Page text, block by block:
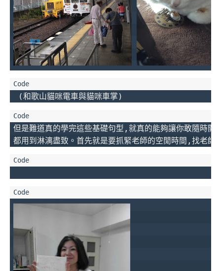
(和歌山貓咪電車與貓咪車掌)
但是難道真的學完這些基礎句型,就真的能夠讓你敢隨時
都用到淋漓盡致。首先就是要抓緊老師的空閒時間,找老師